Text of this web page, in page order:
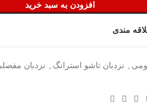
افزودن به سبد خرید
مندی
, نردبان تاشو استرانگ , نردبان